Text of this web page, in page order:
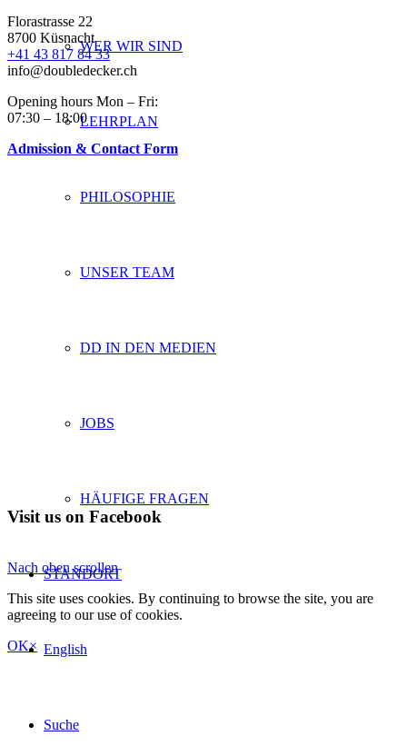
WER WIR SIND
LEHRPLAN
PHILOSOPHIE
UNSER TEAM
DD IN DEN MEDIEN
JOBS
HÄUFIGE FRAGEN
STANDORT
English
Suche
Florastrasse 22
8700 Küsnacht
+41 43 817 84 33
info@doubledecker.ch
Opening hours Mon – Fri:
07:30 – 18:00
Admission & Contact Form
Visit us on Facebook
Nach oben scrollen
This site uses cookies. By continuing to browse the site, you are
agreeing to our use of cookies.
OK×